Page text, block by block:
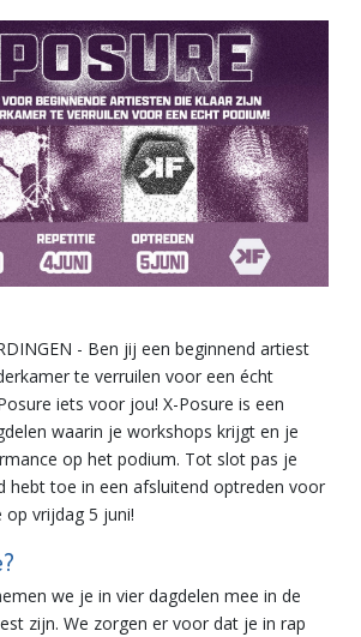
- Ben jij een beginnend artiest
te verruilen voor een écht
iets voor jou! X-Posure is een
waarin je workshops krijgt en je
op het podium. Tot slot pas je
hebt toe in een afsluitend optreden voor
op vrijdag 5 juni!
we je in vier dagdelen mee in de
zijn. We zorgen er voor dat je in rap